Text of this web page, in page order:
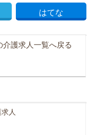
はてな
介護求人一覧へ戻る
人